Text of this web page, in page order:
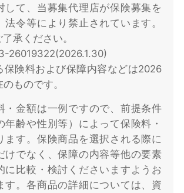
して、当募集代理店が保険募集を
法令等により禁止されています。
承ください。
26019322(2026.1.30)
保険料および保障内容などは2026
ものです。
・金額は一例ですので、前提条件
年齢や性別等）によって保険料・
ます。保険商品を選択される際に
けでなく、保障の内容等他の要素
に比較・検討くださいますようお
す。各商品の詳細については、資